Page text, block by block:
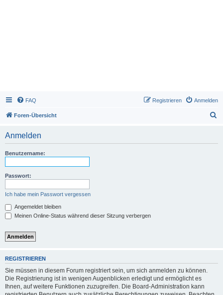
FAQ Anmelden
Registrieren
Foren-Übersicht
Anmelden
Benutzername:
Passwort:
Ich habe mein Passwort vergessen
Angemeldet bleiben
Meinen Online-Status während dieser Sitzung verbergen
REGISTRIEREN
Sie müssen in diesem Forum registriert sein, um sich anmelden zu können.
Die Registrierung ist in wenigen Augenblicken erledigt und ermöglicht es
Ihnen, auf weitere Funktionen zuzugreifen. Die Board-Administration kann